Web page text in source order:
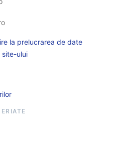
la prelucrarea de date
site-ului